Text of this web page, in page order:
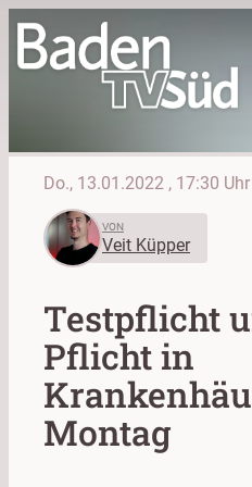
Do., 13.01.2022 , 17:30 Uhr
VON
Veit Küpper
Testpflicht
Pflicht in
Montag